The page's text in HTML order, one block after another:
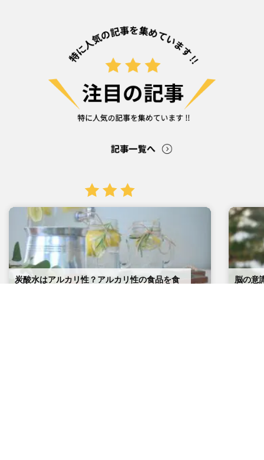
炭酸水はアルカリ性？アルカリ性の食品を食
脳の意